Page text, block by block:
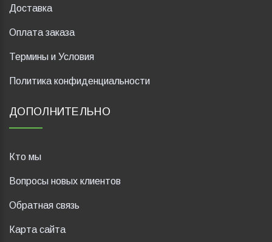
Доставка
Оплата заказа
Термины и Условия
Политика конфиденциальности
ДОПОЛНИТЕЛЬНО
Кто мы
Вопросы новых клиентов
Обратная связь
Карта сайта